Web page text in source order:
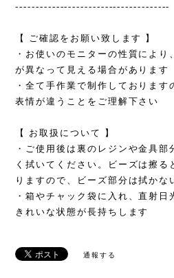
--------------------------------------
【 ご確認をお願い致します 】
・お使いのモニターの性質によ
が異なって見える場合があります
・全て手作業で制作しております
表情が違うことをご理解下さい
【 お取扱について 】
・ご使用後は裏のレジンや金具部
く拭いてください。ビーズは擦る
りますので、ビーズ部分は拭かな
・箱やチャック袋に入れ、直射日
きれいな状態が長持ちします
通報する